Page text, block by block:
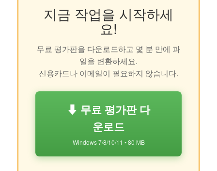
지금 작업을 시작하세
요!
무료 평가판을 다운로드하고 몇 분 만에 파
일을 변환하세요.
신용카드나 이메일이 필요하지 않습니다.
⬇ 무료 평가판 다
운로드
Windows 7/8/10/11 • 80 MB